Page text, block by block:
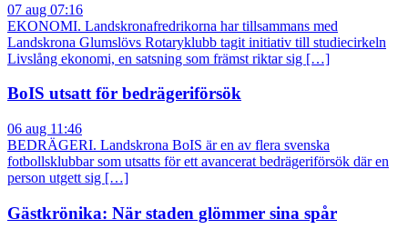
07 aug 07:16
EKONOMI. Landskronafredrikorna har tillsammans med
Landskrona Glumslövs Rotaryklubb tagit initiativ till studiecirkeln
Livslång ekonomi, en satsning som främst riktar sig […]
BoIS utsatt för bedrägeriförsök
06 aug 11:46
BEDRÄGERI. Landskrona BoIS är en av flera svenska
fotbollsklubbar som utsatts för ett avancerat bedrägeriförsök där en
person utgett sig […]
Gästkrönika: När staden glömmer sina spår